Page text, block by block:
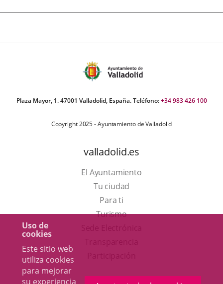
Uso de
cookies
Este sitio web
utiliza cookies
para mejorar
su experiencia
Plaza Mayor, 1. 47001 Valladolid, España. Teléfono:+34 983 426 100
Copyright 2025 - Ayuntamiento de Valladolid
valladolid.es
El Ayuntamiento
Tu ciudad
Para ti
TurismoEste